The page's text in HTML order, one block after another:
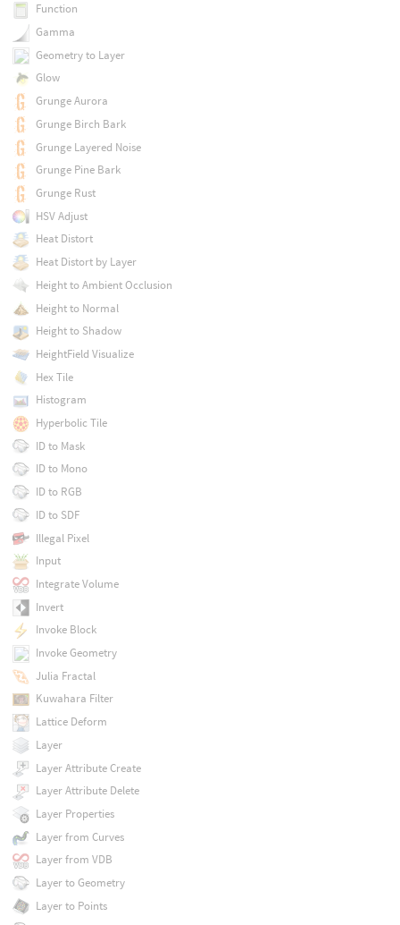
Function
Gamma
Geometry to Layer
Glow
Grunge Aurora
Grunge Birch Bark
Grunge Layered Noise
Grunge Pine Bark
Grunge Rust
HSV Adjust
Heat Distort
Heat Distort by Layer
Height to Ambient Occlusion
Height to Normal
Height to Shadow
HeightField Visualize
Hex Tile
Histogram
Hyperbolic Tile
ID to Mask
ID to Mono
ID to RGB
ID to SDF
Illegal Pixel
Input
Integrate Volume
Invert
Invoke Block
Invoke Geometry
Julia Fractal
Kuwahara Filter
Lattice Deform
Layer
Layer Attribute Create
Layer Attribute Delete
Layer Properties
Layer from Curves
Layer from VDB
Layer to Geometry
Layer to Points